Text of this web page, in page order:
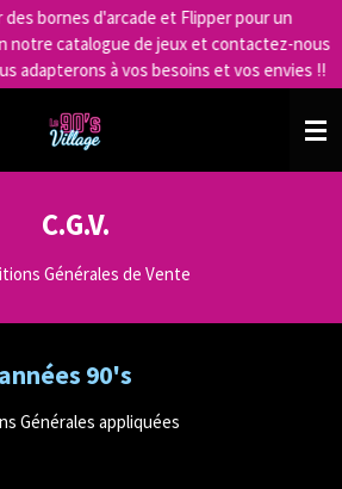
bornes d'arcade et Flipper pour un
notre catalogue de jeux et contactez-nous
adapterons à vos besoins et vos envies !!
C.G.V.
Générales de Vente
90's
Générales appliquées